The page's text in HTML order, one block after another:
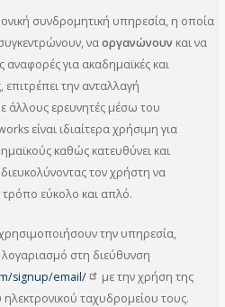
συνδρομητική υπηρεσία, η οποία
ναοργανώνουν και να
για ακαδημαϊκές και
επιτρέπει την ανταλλαγή
άλλους ερευνητές μέσω του
είναι ιδιαίτερα χρήσιμη για
καθώς κατευθύνει και
τον χρήστη να
τρόπο εύκολο και απλό.
την υπηρεσία,
στη διεύθυνση
signup/email/
με την χρήση της
ταχυδρομείου τους.